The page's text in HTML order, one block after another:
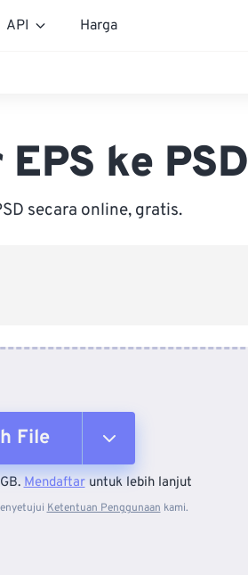
API Harga
ke PSD
secara online, gratis.
File
Perangkat
Mendaftaruntuk lebih lanjut
Ketentuan Penggunaan kami.